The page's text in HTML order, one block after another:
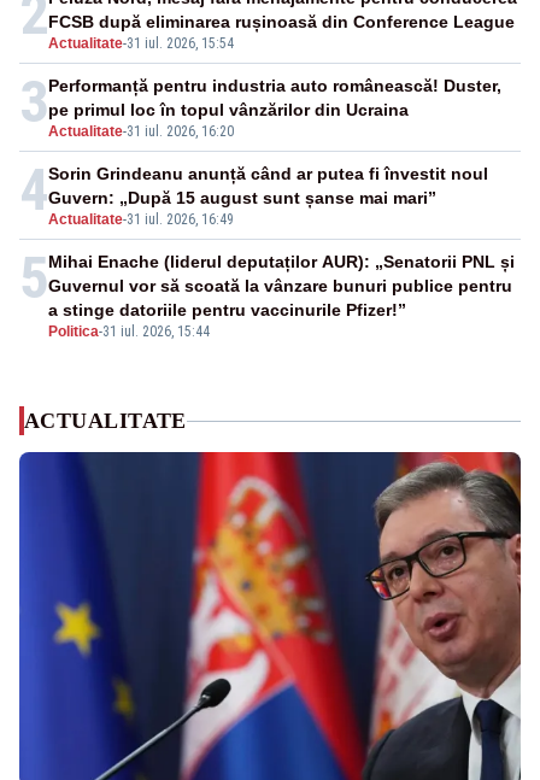
2Actualitate-31 iul. 2026, 15:54
FCSB după eliminarea rușinoasă din Conference League
3Actualitate-31 iul. 2026, 16:20
Performanță pentru industria auto românească! Duster,
pe primul loc în topul vânzărilor din Ucraina
4Actualitate-31 iul. 2026, 16:49
Sorin Grindeanu anunță când ar putea fi învestit noul
Guvern: „După 15 august sunt șanse mai mari”
5
Politica-31 iul. 2026, 15:44
Mihai Enache (liderul deputaților AUR): „Senatorii PNL și
Guvernul vor să scoată la vânzare bunuri publice pentru
a stinge datoriile pentru vaccinurile Pfizer!”
ACTUALITATE